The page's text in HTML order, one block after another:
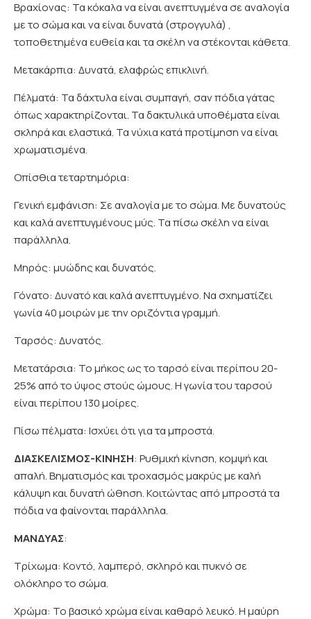
Βραχίονας: Τα κόκαλα να είναι ανεπτυγμένα σε αναλογία
με το σώμα και να είναι δυνατά (στρογγυλά) ,
τοποθετημένα ευθεία και τα σκέλη να στέκονται κάθετα.
Μετακάρπια: Δυνατά, ελαφρώς επικλινή.
Πέλματά: Τα δάχτυλα είναι συμπαγή, σαν πόδια γάτας
όπως χαρακτηρίζονται. Τα δακτυλικά υποθέματα είναι
σκληρά και ελαστικά. Τα νύχια κατά προτίμηση να είναι
χρωματισμένα.
Οπίσθια τεταρτημόρια:
Γενική εμφάνιση: Σε αναλογία με το σώμα. Με δυνατούς
και καλά ανεπτυγμένους μύς. Τα πίσω σκέλη να είναι
παράλληλα.
Μηρός: μυώδης και δυνατός.
Γόνατο: Δυνατό και καλά ανεπτυγμένο. Να σχηματίζει
γωνία 40 μοιρών με την οριζόντια γραμμή.
Ταρσός: Δυνατός.
Μετατάρσια: Το μήκος ως το ταρσό είναι περίπου 20-
25% από το ύψος στούς ώμους. Η γωνία του ταρσού
είναι περίπου 130 μοίρες.
Πίσω πέλματα: Ισχύει ότι για τα μπροστά.
ΔΙΑΣΚΕΛΙΣΜΟΣ-ΚΙΝΗΣΗ: Ρυθμική κίνηση, κομψή και
απαλή. Βηματισμός και τροχασμός μακρύς με καλή
κάλυψη και δυνατή ώθηση. Κοιτώντας από μπροστά τα
πόδια να φαίνονται παράλληλα.
ΜΑΝΔΥΑΣ:
Τρίχωμα: Κοντό, λαμπερό, σκληρό και πυκνό σε
ολόκληρο το σώμα.
Χρώμα: Το βασικό χρώμα είναι καθαρό λευκό. Η μαύρη